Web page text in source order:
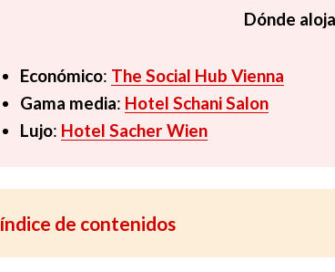
Dónde
Económico: The Social Hub Vienna
Gama media: Hotel Schani Salon
Lujo: Hotel Sacher Wien
índice de contenidos